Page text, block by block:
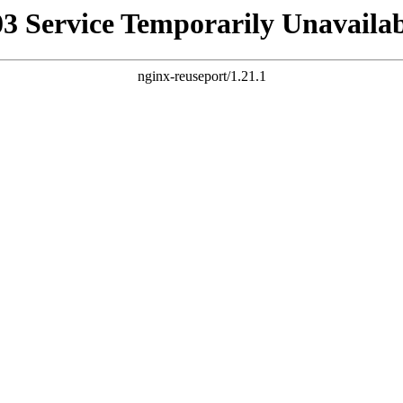
Service Temporarily
nginx-reuseport/1.21.1